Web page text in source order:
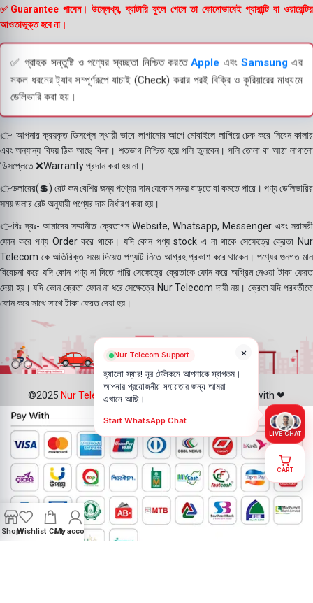
✅Guarantee পাবেন। উল্লেখ্য, ব্যাটারি ফুলে গেলে তা কোনোভাবেই গ্যারান্টি বা ওয়ারেন্টির
আওতাভুক্ত হবে না।
✅ গ্রাহক সন্তুষ্টি ও পণ্যের স্বচ্ছতা নিশ্চিত করতেApple এবংSamsung এর
সকল ধরনের ট্যাব সম্পূর্ণরূপে যাচাই (Check) করার পরই বিক্রি ও কুরিয়ারের মাধ্যমে
ডেলিভারি করা হয়।
👉 আপনার ক্রয়কৃত ডিসপ্লে স্থায়ী ভাবে লাগানোর আগে মোবাইলে লাগিয়ে চেক করে নিবেন কালার
এবং অন্যান্য বিষয় ঠিক আছে কিনা। শতভাগ নিশ্চিত হয়ে পলি তুলবেন। পলি তোলা বা আঠা লাগানো
ডিসপ্লেতে ❌Warranty প্রদান করা হয় না।
👉ডলারের(💲) রেট কম বেশির জন্য পণ্যের দাম যেকোন সময় বাড়তে বা কমতে পারে। পণ্য ডেলিভারির
সময় ডলার রেট অনুযায়ী পণ্যের দাম নির্ধারণ করা হয়।
👉বিঃ দ্রঃ- আমাদের সম্মানীত ক্রেতাগন Website, Whatsapp, Messenger এবং সরাসরী
ফোন করে পণ্য Order করে থাকে। যদি কোন পণ্য stock এ না থাকে সেক্ষেত্রে ক্রেতা Nur
Telecom কে অতিরিক্ত সময় দিয়েও পণ্যটি নিতে আগ্রহ প্রকাশ করে থাকেন। পণ্যের গুনগত মান
বিবেচনা করে যদি কোন পণ্য না দিতে পারি সেক্ষেত্রে ক্রেতাকে ফোন করে অগ্রিম নেওয়া টাকা ফেরত
দেয়া হয়। যদি কোন ক্রেতা ফোন না ধরে সেক্ষেত্রে Nur Telecom দায়ী নয়। ক্রেতা যদি পরবর্তীতে
ফোন করে সাথে সাথে টাকা ফেরত দেয়া হয়।
©2025 Nur Telecom- All Rights Reserved || Created with ❤
ShopWishlist CartMy account
×
Nur Telecom Support
হ্যালো স্যার! নূর টেলিকমে আপনাকে স্বাগতম।
আপনার প্রয়োজনীয় সহায়তার জন্য আমরা
এখানে আছি।
Start WhatsApp Chat
LIVE CHAT
CART